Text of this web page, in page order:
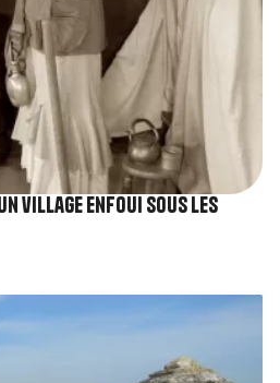
village enfoui sous les